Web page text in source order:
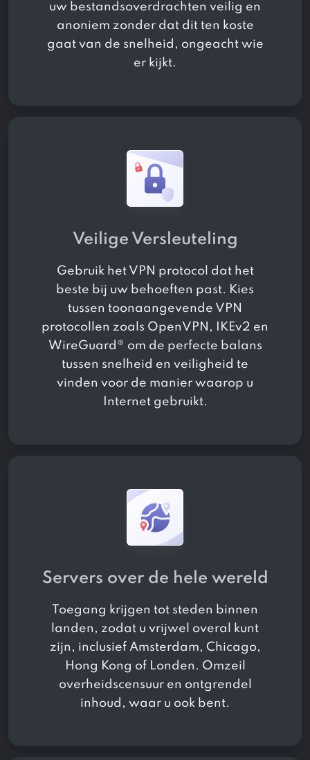
uw bestandsoverdrachten veilig en
anoniem zonder dat dit ten koste
gaat van de snelheid, ongeacht wie
er kijkt.
Veilige Versleuteling
Gebruik het VPN protocol dat het
beste bij uw behoeften past. Kies
tussen toonaangevende VPN
protocollen zoals OpenVPN, IKEv2 en
WireGuard® om de perfecte balans
tussen snelheid en veiligheid te
vinden voor de manier waarop u
Internet gebruikt.
Servers over de hele wereld
Toegang krijgen tot steden binnen
landen, zodat u vrijwel overal kunt
zijn, inclusief Amsterdam, Chicago,
Hong Kong of Londen. Omzeil
overheidscensuur en ontgrendel
inhoud, waar u ook bent.